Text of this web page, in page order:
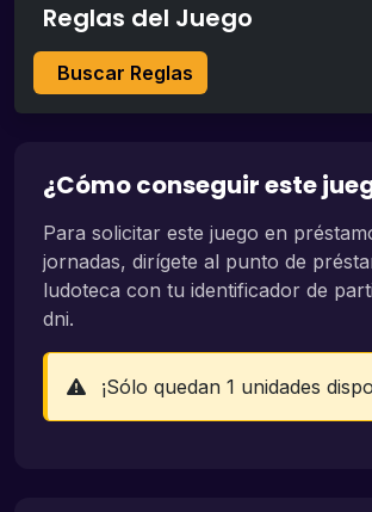
Reglas del Juego
Buscar Reglas
¿Cómo conseguir este
Para solicitar este juego en
jornadas, dirígete al punto de
ludoteca con tu identificador de
dni.
¡Sólo quedan 1 unidades